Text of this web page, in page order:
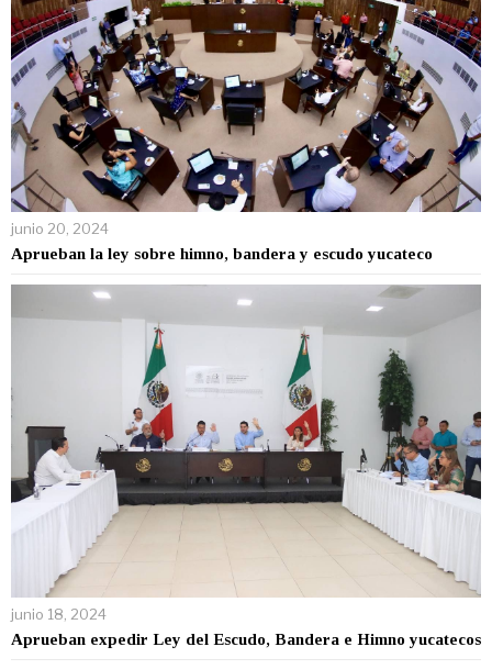
junio 20, 2024
Aprueban la ley sobre himno, bandera y escudo yucateco
junio 18, 2024
Aprueban expedir Ley del Escudo, Bandera e Himno yucatecos